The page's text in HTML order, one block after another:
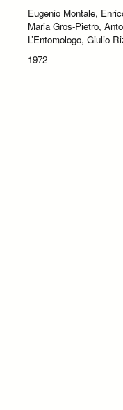
Eugenio Montale,
Maria Gros-Pietro,
L’Entomologo, Giulio
1972